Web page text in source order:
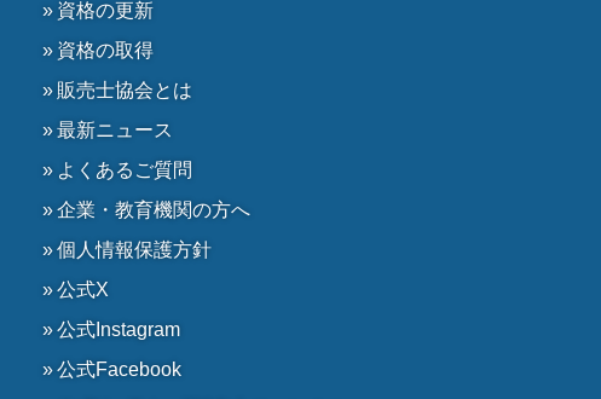
資格の更新
資格の取得
販売士協会とは
最新ニュース
よくあるご質問
企業・教育機関の方へ
個人情報保護方針
公式X
公式Instagram
公式Facebook